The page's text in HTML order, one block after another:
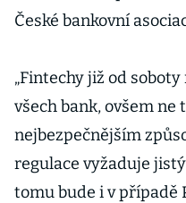
České bankovní
„Fintechy již od
všech bank, ovšem
nejbezpečnějším
regulace vyžaduje
tomu bude i v případě